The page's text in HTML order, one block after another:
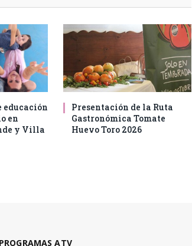
educación
en
y Villa
Presentación de la Ruta
Gastronómica Tomate
Huevo Toro 2026
PROGRAMAS ATV